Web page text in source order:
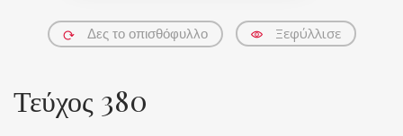
Δες το οπισθόφυλλο Ξεφύλλισε
Τεύχος 380